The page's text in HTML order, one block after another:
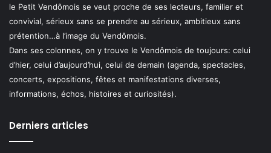
le Petit Vendômois se veut proche de ses lecteurs, familier et
convivial, sérieux sans se prendre au sérieux, ambitieux sans
prétention…à l’image du Vendômois.
Dans ses colonnes, on y trouve le Vendômois de toujours: celui
d’hier, celui d’aujourd’hui, celui de demain (agenda, spectacles,
concerts, expositions, fêtes et manifestations diverses,
informations, échos, histoires et curiosités).
Derniers articles